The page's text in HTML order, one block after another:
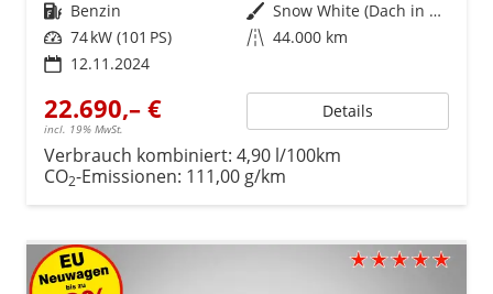
Kraftstoff Benzin Außenfarbe
Snow White (Dach in Volcano Black)
Leistung 74 kW (101 PS) Kilometerstand 44.000 km
12.11.2024
22.690,– €
incl. 19% MwSt.
Details
Verbrauch kombiniert: 4,90 l/100km
CO2-Emissionen: 111,00 g/km